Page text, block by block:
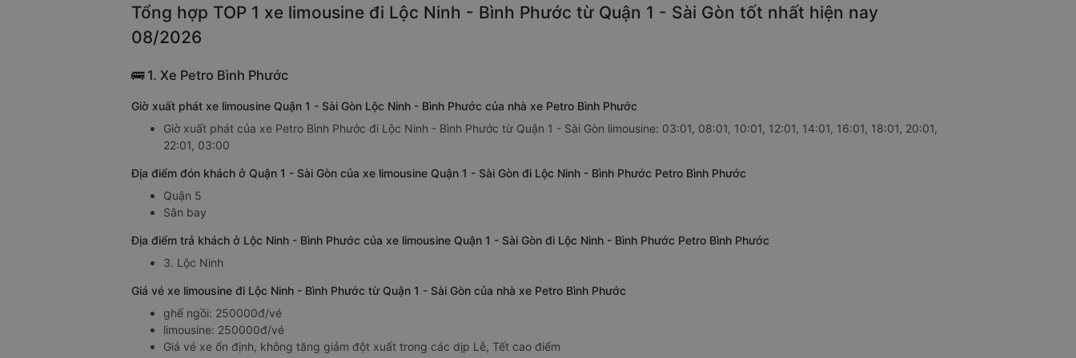
Tổng hợp TOP 1 xe limousine đi Lộc Ninh - Bình Phước từ Quận 1 - Sài Gòn tốt nhất hiện nay
08/2026
🚌 1. Xe Petro Bình Phước
Giờ xuất phát xe limousine Quận 1 - Sài Gòn Lộc Ninh - Bình Phước của nhà xe Petro Bình Phước
Giờ xuất phát của xe Petro Bình Phước đi Lộc Ninh - Bình Phước từ Quận 1 - Sài Gòn limousine: 03:01, 08:01, 10:01, 12:01, 14:01, 16:01, 18:01, 20:01,
22:01, 03:00
Địa điểm đón khách ở Quận 1 - Sài Gòn của xe limousine Quận 1 - Sài Gòn đi Lộc Ninh - Bình Phước Petro Bình Phước
Quận 5
Sân bay
Địa điểm trả khách ở Lộc Ninh - Bình Phước của xe limousine Quận 1 - Sài Gòn đi Lộc Ninh - Bình Phước Petro Bình Phước
3. Lộc Ninh
Giá vé xe limousine đi Lộc Ninh - Bình Phước từ Quận 1 - Sài Gòn của nhà xe Petro Bình Phước
ghế ngồi: 250000đ/vé
limousine: 250000đ/vé
Giá vé xe ổn định, không tăng giảm đột xuất trong các dịp Lễ, Tết cao điểm